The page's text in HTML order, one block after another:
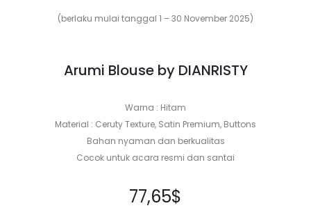
(berlaku mulai tanggal 1 – 30 November 2025)
Arumi Blouse by DIANRISTY
Warna : Hitam
Material : Ceruty Texture, Satin Premium, Buttons
Bahan nyaman dan berkualitas
Cocok untuk acara resmi dan santai
77,65$